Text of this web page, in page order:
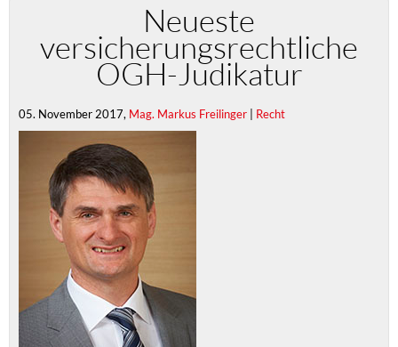
Neueste
versicherungsrechtliche
OGH-Judikatur
05. November 2017, Mag. Markus Freilinger | Recht